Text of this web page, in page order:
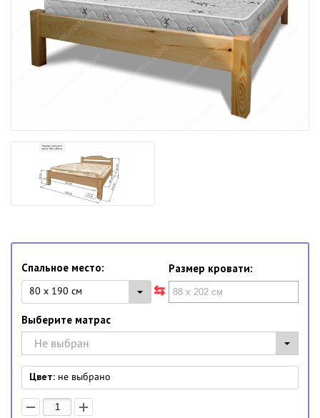
Спальное место:
80 x 190 см
Размер кровати:
Выберите матрас
Не выбран
Цвет: не выбрано